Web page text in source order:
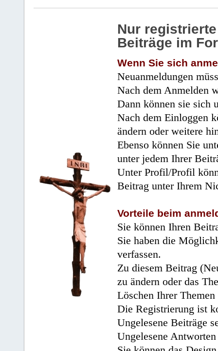
Nur
Beiträge im
Wenn Sie sich
Neuanmeldungen
Nach dem Anmelden
Dann können sie sich
Nach dem Einloggen
ändern oder weitere
Ebenso können Sie
unter jedem Ihrer
Unter Profil/Profil
Beitrag unter Ihrem
Vorteile beim
Sie können Ihren
Sie haben die
verfassen.
Zu diesem Beitrag
zu ändern oder das
Löschen Ihrer
Die Registrierung ist
Ungelesene Beiträge
Ungelesene